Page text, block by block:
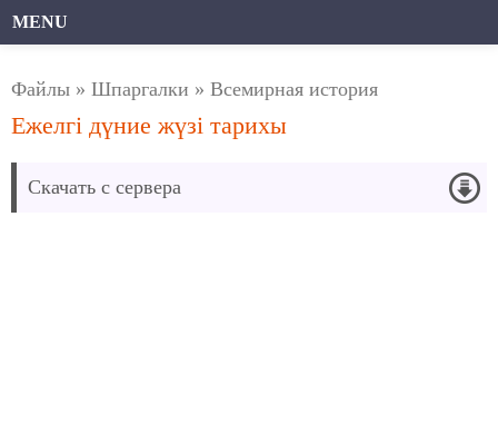
MENU
Файлы » Шпаргалки » Всемирная история
Ежелгі дүние жүзі тарихы
Скачать с сервера